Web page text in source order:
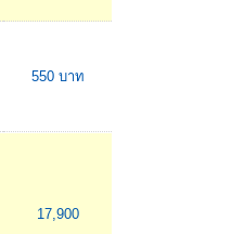
550 บาท
17,900